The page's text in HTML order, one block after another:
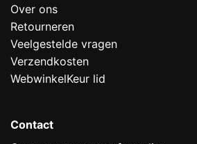
Over ons
Retourneren
Veelgestelde vragen
Verzendkosten
WebwinkelKeur lid
Contact